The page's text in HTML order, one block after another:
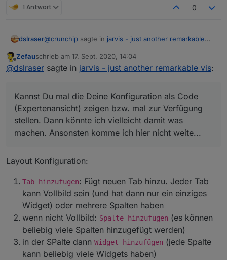
1 Antwort 0
dslraser@crunchip sagte in jarvis - just another remarkable
habe noch die rc.4, da funktioniert es
Kannst Du mal die Deine Konfiguration als Code
(Expertenansicht) zeigen bzw. mal zur Verfügung
stellen. Dann könnte ich vielleicht damit was machen.
Ansonsten komme ich hier nicht weite...
Offline
Zefauschrieb am 17. Sept. 2020, 14:04
zuletzt editiert von
@dslraser sagte in jarvis - just another remarkable vis:
Kannst Du mal die Deine Konfiguration als Code
(Expertenansicht) zeigen bzw. mal zur Verfügung
stellen. Dann könnte ich vielleicht damit was
machen. Ansonsten komme ich hier nicht weite...
Layout Konfiguration:
Tab hinzufügen: Fügt neuen Tab hinzu. Jeder Tab
kann Vollbild sein (und hat dann nur ein einziges
Widget) oder mehrere Spalten haben
wenn nicht Vollbild: Spalte hinzufügen (es können
beliebig viele Spalten hinzugefügt werden)
in der SPalte dann Widget hinzufügen (jede Spalte
kann beliebig viele Widgets haben)